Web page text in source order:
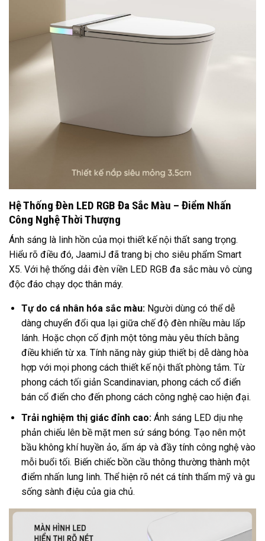
Hệ Thống Đèn LED RGB Đa Sắc Màu – Điểm Nhấn
Công Nghệ Thời Thượng
Ánh sáng là linh hồn của mọi thiết kế nội thất sang trọng.
Hiểu rõ điều đó, JaamiJ đã trang bị cho siêu phẩm Smart
X5. Với hệ thống dải đèn viền LED RGB đa sắc màu vô cùng
độc đáo chạy dọc thân máy.
Tự do cá nhân hóa sắc màu:Người dùng có thể dễ
dàng chuyển đổi qua lại giữa chế độ đèn nhiều màu lấp
lánh. Hoặc chọn cố định một tông màu yêu thích bằng
điều khiển từ xa. Tính năng này giúp thiết bị dễ dàng hòa
hợp với mọi phong cách thiết kế nội thất phòng tắm. Từ
phong cách tối giản Scandinavian, phong cách cổ điển
bán cổ điển cho đến phong cách công nghệ cao hiện đại.
Trải nghiệm thị giác đỉnh cao:Ánh sáng LED dịu nhẹ
phản chiếu lên bề mặt men sứ sáng bóng. Tạo nên một
bầu không khí huyền ảo, ấm áp và đầy tính công nghệ vào
mỗi buổi tối. Biến chiếc bồn cầu thông thường thành một
điểm nhấn lung linh. Thể hiện rõ nét cá tính thẩm mỹ và gu
sống sành điệu của gia chủ.